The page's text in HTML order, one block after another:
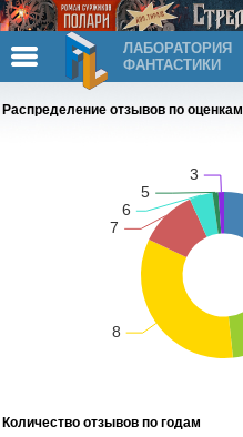
ЛАБОРАТОРИЯ
ФАНТАСТИКИ
Распределение отзывов по оценкам
Количество отзывов по годам